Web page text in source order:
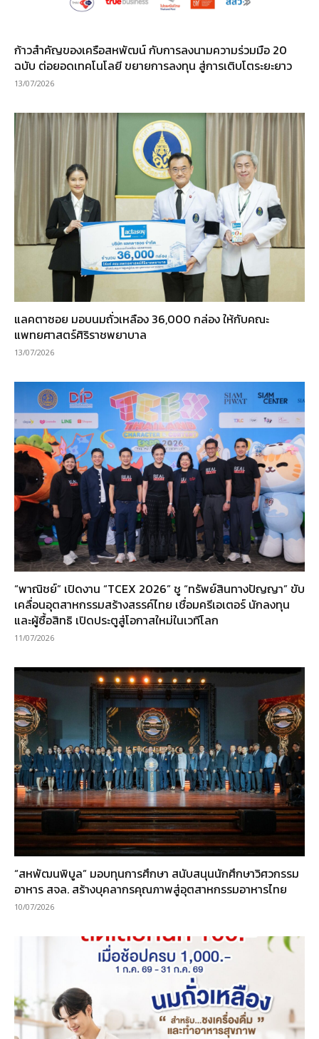
ก้าวสำคัญของเครือสหพัฒน์ กับการลงนามความร่วมมือ 20
ฉบับ ต่อยอดเทคโนโลยี ขยายการลงทุน สู่การเติบโตระยะยาว
13/07/2026
แลคตาซอย มอบนมถั่วเหลือง 36,000 กล่อง ให้กับคณะ
แพทยศาสตร์ศิริราชพยาบาล
13/07/2026
“พาณิชย์” เปิดงาน “TCEX 2026” ชู “ทรัพย์สินทางปัญญา” ขับ
เคลื่อนอุตสาหกรรมสร้างสรรค์ไทย เชื่อมครีเอเตอร์ นักลงทุน
และผู้ซื้อสิทธิ เปิดประตูสู่โอกาสใหม่ในเวทีโลก
11/07/2026
“สหพัฒนพิบูล” มอบทุนการศึกษา สนับสนุนนักศึกษาวิศวกรรม
อาหาร สจล. สร้างบุคลากรคุณภาพสู่อุตสาหกรรมอาหารไทย
10/07/2026